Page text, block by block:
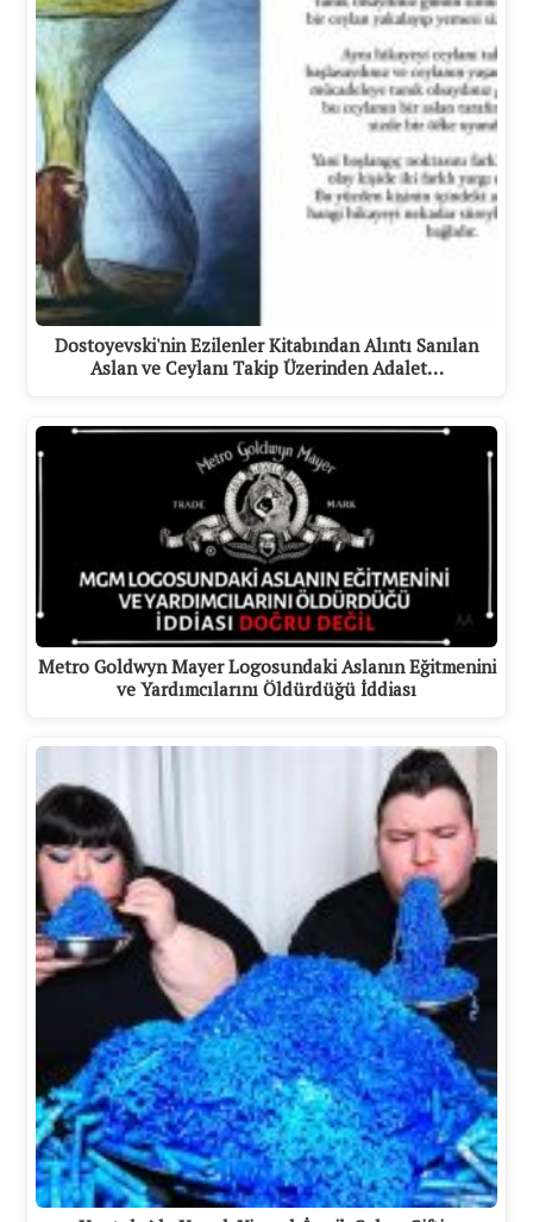
Dostoyevski'nin Ezilenler Kitabından Alıntı Sanılan
Aslan ve Ceylanı Takip Üzerinden Adalet…
Metro Goldwyn Mayer Logosundaki Aslanın Eğitmenini
ve Yardımcılarını Öldürdüğü İddiası